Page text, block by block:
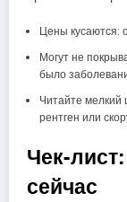
Цены кусаются:
Могут не
было
Читайте
рентген или
Чек-
сейчас